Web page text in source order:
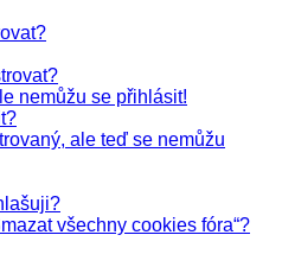
nemůžu se přihlásit!
ale teď se nemůžu
všechny cookies fóra“?